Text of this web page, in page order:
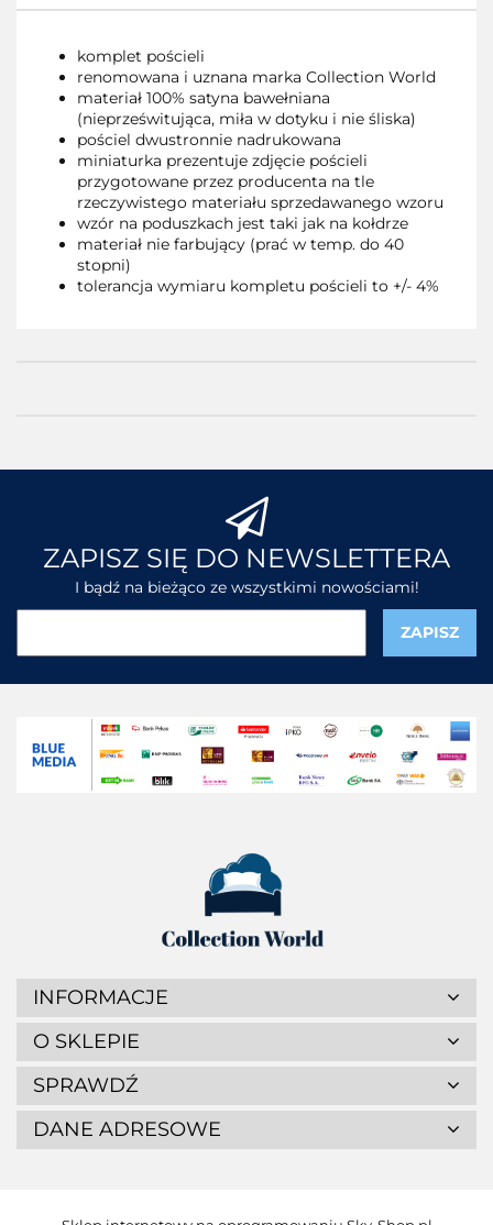
komplet pościeli
renomowana i uznana marka Collection World
materiał 100% satyna bawełniana
(nieprześwitująca, miła w dotyku i nie śliska)
pościel dwustronnie nadrukowana
miniaturka prezentuje zdjęcie pościeli
przygotowane przez producenta na tle
rzeczywistego materiału sprzedawanego wzoru
wzór na poduszkach jest taki jak na kołdrze
materiał nie farbujący (prać w temp. do 40
stopni)
tolerancja wymiaru kompletu pościeli to +/- 4%
ZAPISZ SIĘ DO NEWSLETTERA
I bądź na bieżąco ze wszystkimi nowościami!
INFORMACJE
O SKLEPIE
SPRAWDŹ
DANE ADRESOWE